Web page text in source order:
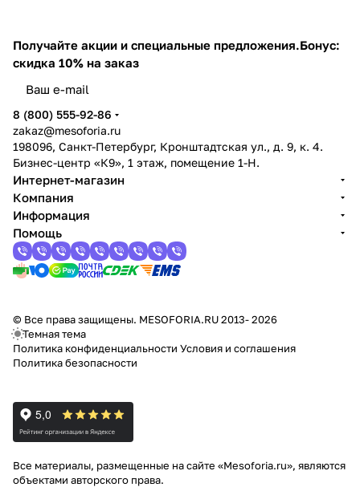
Получайте акции и специальные предложения.Бонус:
скидка 10% на заказ
8 (800) 555-92-86
zakaz@mesoforia.ru
198096, Санкт-Петербург, Кронштадтская ул., д. 9, к. 4.
Бизнес-центр «К9», 1 этаж, помещение 1-Н.
Интернет-магазин
Компания
Информация
Помощь
© Все права защищены. MESOFORIA.RU 2013- 2026
Темная тема
Политика конфиденциальности Условия и соглашения
Политика безопасности
Все материалы, размещенные на сайте «Mesoforia.ru», являются
объектами авторского права.